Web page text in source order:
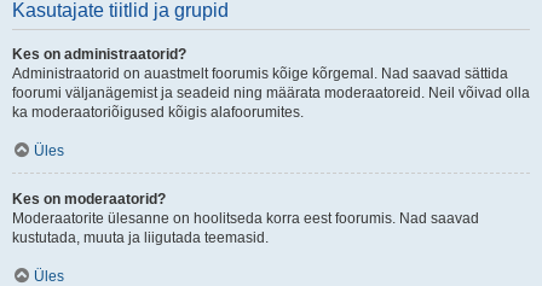
Kasutajate tiitlid ja grupid
Kes on administraatorid?
Administraatorid on auastmelt foorumis kõige kõrgemal. Nad saavad sättida
foorumi väljanägemist ja seadeid ning määrata moderaatoreid. Neil võivad olla
ka moderaatoriõigused kõigis alafoorumites.
Üles
Kes on moderaatorid?
Moderaatorite ülesanne on hoolitseda korra eest foorumis. Nad saavad
kustutada, muuta ja liigutada teemasid.
Üles